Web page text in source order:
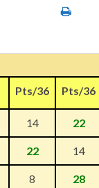
Pts/36 Pts/36
14 22
22 14
8 28